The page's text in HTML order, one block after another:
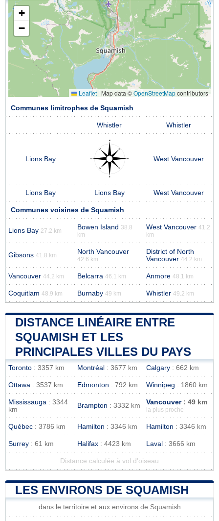
+
−
Leaflet | Map data ©OpenStreetMapcontributors
Communes limitrophes de Squamish
Whistler Whistler
Lions Bay West Vancouver
Lions Bay Lions Bay West Vancouver
Communes voisines de Squamish
Lions Bay 27.2 km Bowen Island 38.8
km
West Vancouver 41.2
km
Gibsons 41.8 km North Vancouver
42.6 km
District of North
Vancouver 44.2 km
Vancouver 44.2 km Belcarra 46.1 km Anmore 48.1 km
Coquitlam 48.9 km Burnaby 49 km Whistler 49.2 km
DISTANCE LINÉAIRE ENTRE
SQUAMISH ET LES
PRINCIPALES VILLES DU PAYS
Toronto : 3357 km Montréal : 3677 km Calgary : 662 km
Ottawa : 3537 km Edmonton : 792 km Winnipeg : 1860 km
Mississauga : 3344
km
Brampton : 3332 km Vancouver: 49 km
la plus proche
Québec : 3786 km Hamilton : 3346 km Hamilton : 3346 km
Surrey : 61 km Halifax : 4423 km Laval : 3666 km
Distance calculée à vol d'oiseau
LES ENVIRONS DE SQUAMISH
dans le territoire et aux environs de Squamish